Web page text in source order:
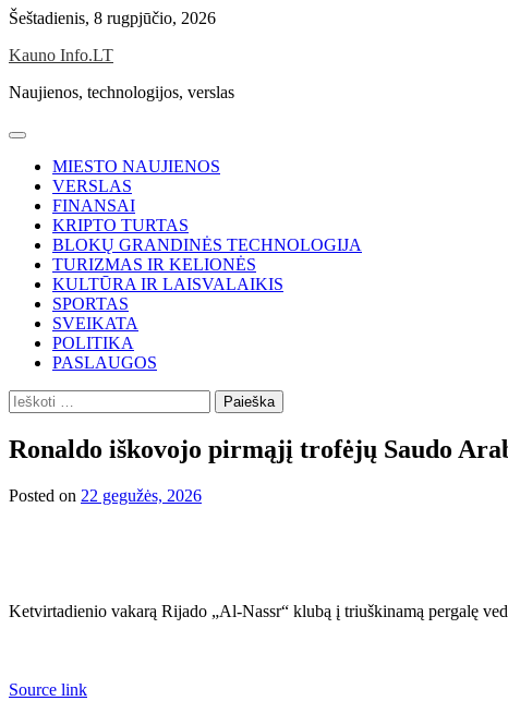
Skip
content
Šeštadienis, 8 rugpjūčio, 2026
Kauno Info.LT
Naujienos, technologijos, verslas
MIESTO NAUJIENOS
VERSLAS
FINANSAI
KRIPTO TURTAS
BLOKŲ GRANDINĖS TECHNOLOGIJA
TURIZMAS IR KELIONĖS
KULTŪRA IR LAISVALAIKIS
SPORTAS
SVEIKATA
POLITIKA
PASLAUGOS
Ieškoti:
Ronaldo iškovojo pirmąjį trofėjų Saudo
Posted on 22 gegužės, 2026
Ketvirtadienio vakarą Rijado „Al-Nassr“ klubą į triuškinamą pergalę
Source link